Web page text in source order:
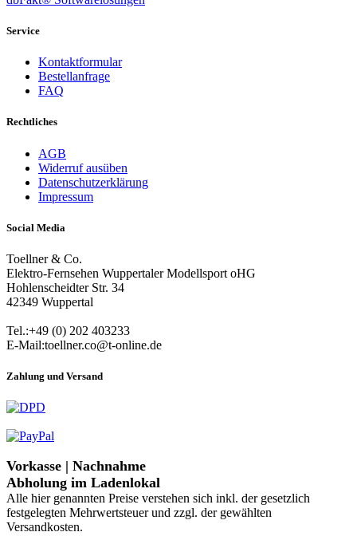
Service
Kontaktformular
Bestellanfrage
FAQ
Rechtliches
AGB
Widerruf ausüben
Datenschutzerklärung
Impressum
Social Media
Toellner & Co.
Elektro-Fernsehen Wuppertaler Modellsport oHG
Hohlenscheidter Str. 34
42349 Wuppertal
Tel.:+49 (0) 202 403233
E-Mail:toellner.co@t-online.de
Zahlung und Versand
Vorkasse | Nachnahme
Abholung im Ladenlokal
Alle hier genannten Preise verstehen sich inkl. der gesetzlich
festgelegten Mehrwertsteuer und zzgl. der gewählten
Versandkosten.